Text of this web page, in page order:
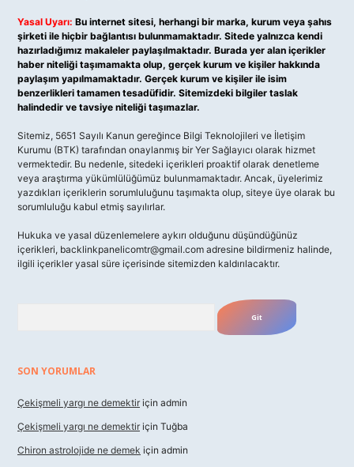
Yasal Uyarı: Bu internet sitesi, herhangi bir marka, kurum veya şahıs
şirketi ile hiçbir bağlantısı bulunmamaktadır. Sitede yalnızca kendi
hazırladığımız makaleler paylaşılmaktadır. Burada yer alan içerikler
haber niteliği taşımamakta olup, gerçek kurum ve kişiler hakkında
paylaşım yapılmamaktadır. Gerçek kurum ve kişiler ile isim
benzerlikleri tamamen tesadüfidir. Sitemizdeki bilgiler taslak
halindedir ve tavsiye niteliği taşımazlar.
Sitemiz, 5651 Sayılı Kanun gereğince Bilgi Teknolojileri ve İletişim
Kurumu (BTK) tarafından onaylanmış bir Yer Sağlayıcı olarak hizmet
vermektedir. Bu nedenle, sitedeki içerikleri proaktif olarak denetleme
veya araştırma yükümlülüğümüz bulunmamaktadır. Ancak, üyelerimiz
yazdıkları içeriklerin sorumluluğunu taşımakta olup, siteye üye olarak bu
sorumluluğu kabul etmiş sayılırlar.
Hukuka ve yasal düzenlemelere aykırı olduğunu düşündüğünüz
içerikleri, backlinkpanelicomtr@gmail.com adresine bildirmeniz halinde,
ilgili içerikler yasal süre içerisinde sitemizden kaldırılacaktır.
SON YORUMLAR
Çekişmeli yargı ne demektir için admin
Çekişmeli yargı ne demektir için Tuğba
Chiron astrolojide ne demek için admin